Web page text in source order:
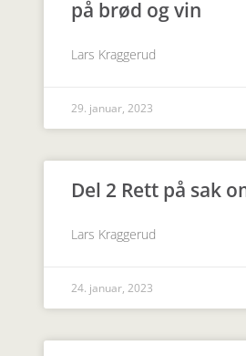
på brød og vin
Lars Kraggerud
29. januar, 2023
Del 2 Rett på sak
Lars Kraggerud
24. januar, 2023